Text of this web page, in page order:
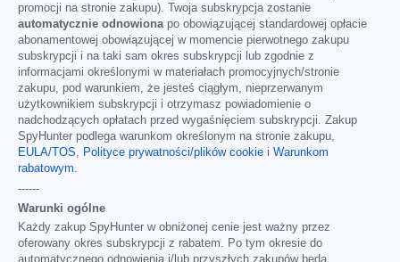
promocji na stronie zakupu). Twoja subskrypcja zostanie
automatycznie odnowionapo obowiązującej standardowej opłacie
abonamentowej obowiązującej w momencie pierwotnego zakupu
subskrypcji i na taki sam okres subskrypcji lub zgodnie z
informacjami określonymi w materiałach promocyjnych/stronie
zakupu, pod warunkiem, że jesteś ciągłym, nieprzerwanym
użytkownikiem subskrypcji i otrzymasz powiadomienie o
nadchodzących opłatach przed wygaśnięciem subskrypcji. Zakup
SpyHunter podlega warunkom określonym na stronie zakupu,
EULA/TOS, Polityce prywatności/plików cookie i Warunkom
rabatowym.
------
Warunki ogólne
Każdy zakup SpyHunter w obniżonej cenie jest ważny przez
oferowany okres subskrypcji z rabatem. Po tym okresie do